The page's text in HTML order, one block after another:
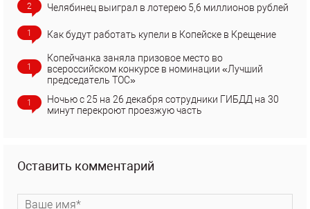
2 Челябинец выиграл в лотерею 5,6 миллионов рублей
1 Как будут работать купели в Копейске в Крещение
1
Копейчанка заняла призовое место во
всероссийском конкурсе в номинации «Лучший
председатель ТОС»
1
Ночью с 25 на 26 декабря сотрудники ГИБДД на 30
минут перекроют проезжую часть
Оставить комментарий